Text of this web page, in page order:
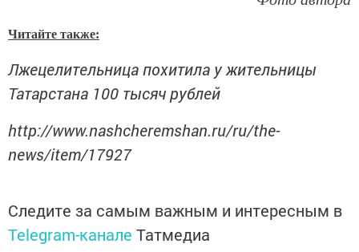
Читайте также:
Лжецелительница похитила у жительницы
Татарстана 100 тысяч рублей
http://www.nashcheremshan.ru/ru/the-
news/item/17927
Следите за самым важным и интересным в
Telegram-канале Татмедиа